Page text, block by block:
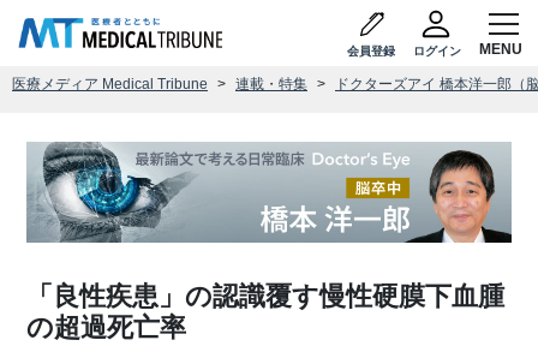
会員登録 ログイン
医療メディア Medical Tribune 連載・特集 ドクターズアイ 橋本洋一郎（
「良性疾患」の認識覆す慢性硬膜下血腫
の超過死亡率